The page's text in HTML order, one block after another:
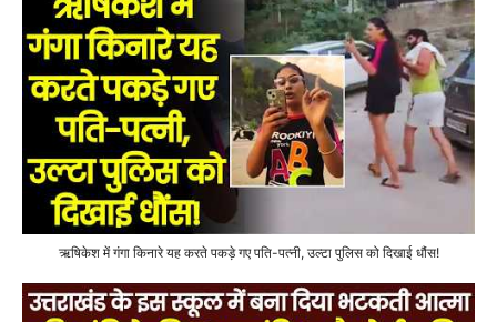
ऋषिकेश में गंगा किनारे यह करते पकड़े गए पति-पत्नी, उल्टा पुलिस को दिखाई धौंस!